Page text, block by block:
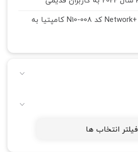
ارائه دوره جدید Network+ 2022 کد N10-008 کامپتیا به
فیلتر انتخاب ها